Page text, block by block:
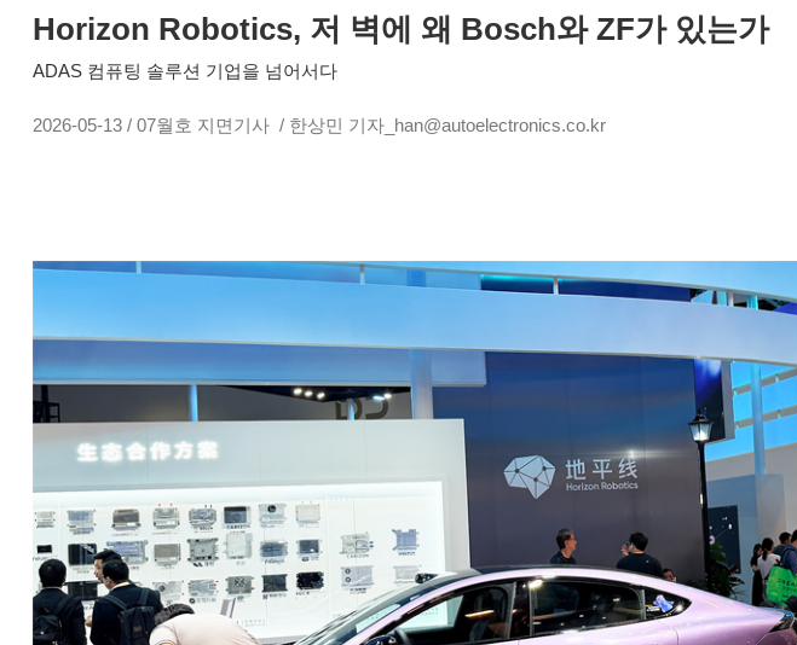
Horizon Robotics, 저 벽에 왜 Bosch와 ZF가 있는가
ADAS 컴퓨팅 솔루션 기업을 넘어서다
2026-05-13 / 07월호 지면기사 / 한상민 기자_han@autoelectronics.co.kr